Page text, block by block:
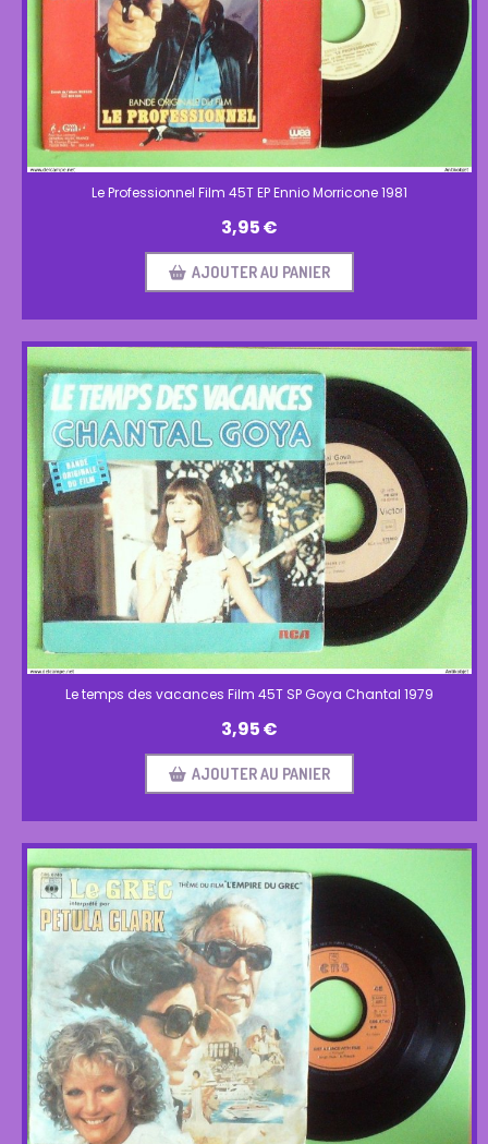
Le Professionnel Film 45T EP Ennio Morricone 1981
3,95€
AJOUTER AU PANIER
Le temps des vacances Film 45T SP Goya Chantal 1979
3,95€
AJOUTER AU PANIER